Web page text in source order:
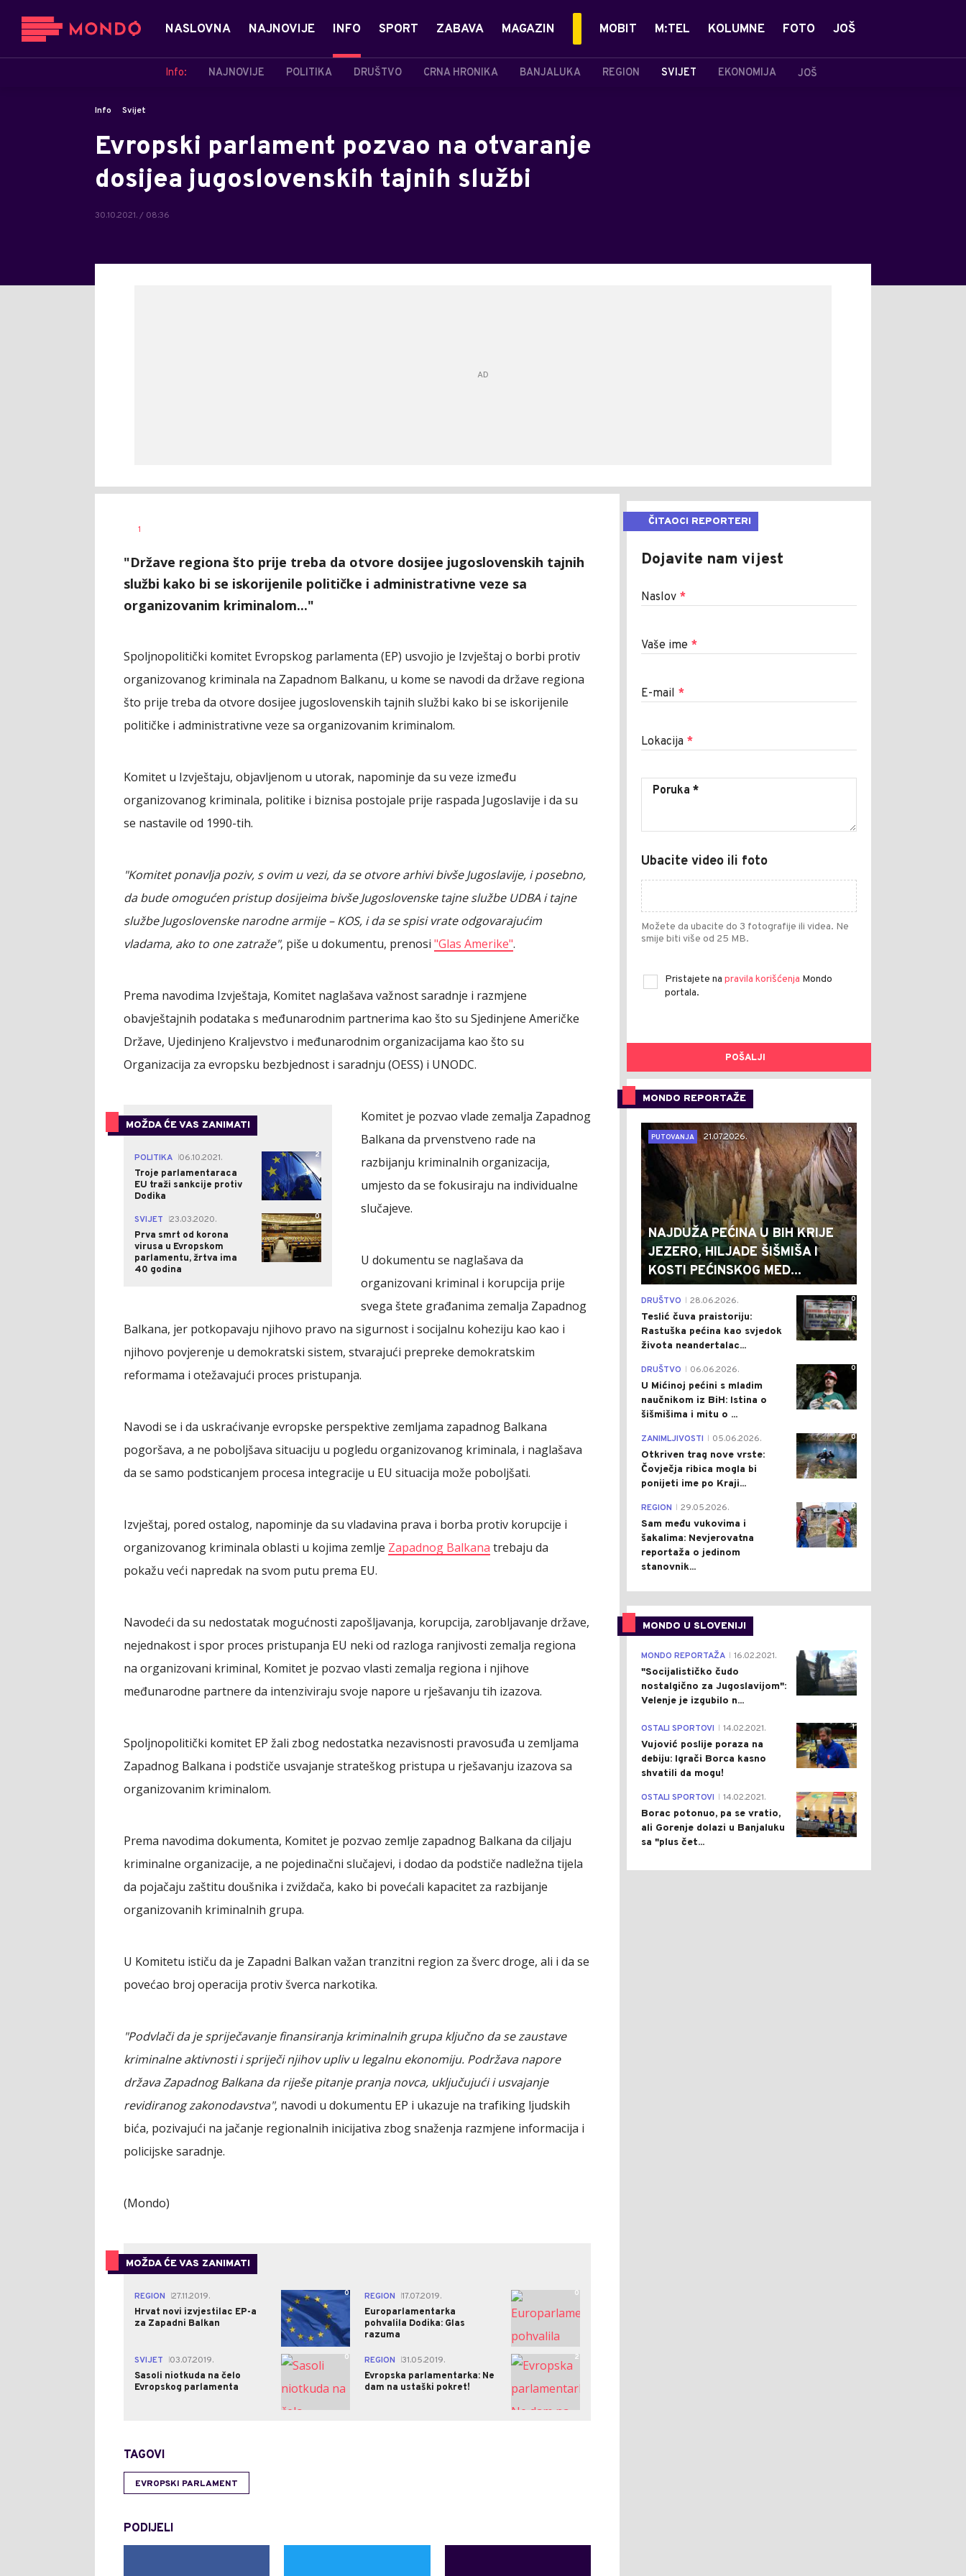
NASLOVNA NAJNOVIJE INFO
Info: NAJNOVIJE POLITIKA DRUŠTVO CRNA HRONIKA BANJALUKA REGION SVIJET EKONOMIJA JOŠ
SPORT ZABAVA MAGAZIN MOBIT M:TEL KOLUMNE FOTO JOŠ
Info Svijet
Evropski parlament pozvao na otvaranje
dosijea jugoslovenskih tajnih službi
30.10.2021. / 08:36
AUTOR
1
"Države regiona što prije treba da otvore dosijee jugoslovenskih tajnih
službi kako bi se iskorijenile političke i administrativne veze sa
organizovanim kriminalom..."
Spoljnopolitički komitet Evropskog parlamenta (EP) usvojio je Izvještaj o borbi protiv
organizovanog kriminala na Zapadnom Balkanu, u kome se navodi da države regiona
što prije treba da otvore dosijee jugoslovenskih tajnih službi kako bi se iskorijenile
političke i administrativne veze sa organizovanim kriminalom.
Komitet u Izvještaju, objavljenom u utorak, napominje da su veze između
organizovanog kriminala, politike i biznisa postojale prije raspada Jugoslavije i da su
se nastavile od 1990-tih.
"Komitet ponavlja poziv, s ovim u vezi, da se otvore arhivi bivše Jugoslavije, i posebno,
da bude omogućen pristup dosijeima bivše Jugoslovenske tajne službe UDBA i tajne
službe Jugoslovenske narodne armije – KOS, i da se spisi vrate odgovarajućim
vladama, ako to one zatraže", piše u dokumentu, prenosi "Glas Amerike".
Prema navodima Izvještaja, Komitet naglašava važnost saradnje i razmjene
obavještajnih podataka s međunarodnim partnerima kao što su Sjedinjene Američke
Države, Ujedinjeno Kraljevstvo i međunarodnim organizacijama kao što su
Organizacija za evropsku bezbjednost i saradnju (OESS) i UNODC.
MOŽDA ĆE VAS ZANIMATI
POLITIKA
06.10.2021.
Troje parlamentaraca
EU traži sankcije protiv
Dodika
2
SVIJET
23.03.2020.
Prva smrt od korona
virusa u Evropskom
parlamentu, žrtva ima
40 godina
0
Komitet je pozvao vlade zemalja Zapadnog
Balkana da prvenstveno rade na
razbijanju kriminalnih organizacija,
umjesto da se fokusiraju na individualne
slučajeve.
U dokumentu se naglašava da
organizovani kriminal i korupcija prije
svega štete građanima zemalja Zapadnog
Balkana, jer potkopavaju njihovo pravo na sigurnost i socijalnu koheziju kao kao i
njihovo povjerenje u demokratski sistem, stvarajući prepreke demokratskim
reformama i otežavajući proces pristupanja.
Navodi se i da uskraćivanje evropske perspektive zemljama zapadnog Balkana
pogoršava, a ne poboljšava situaciju u pogledu organizovanog kriminala, i naglašava
da se samo podsticanjem procesa integracije u EU situacija može poboljšati.
Izvještaj, pored ostalog, napominje da su vladavina prava i borba protiv korupcije i
organizovanog kriminala oblasti u kojima zemlje Zapadnog Balkana trebaju da
pokažu veći napredak na svom putu prema EU.
Navodeći da su nedostatak mogućnosti zapošljavanja, korupcija, zarobljavanje države,
nejednakost i spor proces pristupanja EU neki od razloga ranjivosti zemalja regiona
na organizovani kriminal, Komitet je pozvao vlasti zemalja regiona i njihove
međunarodne partnere da intenziviraju svoje napore u rješavanju tih izazova.
Spoljnopolitički komitet EP žali zbog nedostatka nezavisnosti pravosuđa u zemljama
Zapadnog Balkana i podstiče usvajanje strateškog pristupa u rješavanju izazova sa
organizovanim kriminalom.
Prema navodima dokumenta, Komitet je pozvao zemlje zapadnog Balkana da ciljaju
kriminalne organizacije, a ne pojedinačni slučajevi, i dodao da podstiče nadležna tijela
da pojačaju zaštitu doušnika i zviždača, kako bi povećali kapacitet za razbijanje
organizovanih kriminalnih grupa.
U Komitetu ističu da je Zapadni Balkan važan tranzitni region za šverc droge, ali i da se
povećao broj operacija protiv šverca narkotika.
"Podvlači da je spriječavanje finansiranja kriminalnih grupa ključno da se zaustave
kriminalne aktivnosti i spriječi njihov upliv u legalnu ekonomiju. Podržava napore
država Zapadnog Balkana da riješe pitanje pranja novca, uključujući i usvajanje
revidiranog zakonodavstva", navodi u dokumentu EP i ukazuje na trafiking ljudskih
bića, pozivajući na jačanje regionalnih inicijativa zbog snaženja razmjene informacija i
policijske saradnje.
(Mondo)
MOŽDA ĆE VAS ZANIMATI
REGION
27.11.2019.
Hrvat novi izvjestilac EP-a
za Zapadni Balkan
0 REGION
17.07.2019.
Europarlamentarka
pohvalila Dodika: Glas
razuma
0
SVIJET
03.07.2019.
Sasoli niotkuda na čelo
Evropskog parlamenta
0 REGION
31.05.2019.
Evropska parlamentarka: Ne
dam na ustaški pokret!
2
TAGOVI
EVROPSKI PARLAMENT
PODIJELI
ČITAOCI REPORTERI
Dojavite nam vijest
Naslov *
Vaše ime *
E-mail *
Lokacija *
Ubacite video ili foto
Možete da ubacite do 3 fotografije ili videa. Ne
smije biti više od 25 MB.
Pristajete na pravila korišćenja Mondo
portala.
POŠALJI
MONDO REPORTAŽE
0
PUTOVANJA
21.07.2026.
NAJDUŽA PEĆINA U BIH KRIJE
JEZERO, HILJADE ŠIŠMIŠA I
KOSTI PEĆINSKOG MED...
0
DRUŠTVO 28.06.2026.
Teslić čuva praistoriju:
Rastuška pećina kao svjedok
života neandertalac...
0
DRUŠTVO 06.06.2026.
U Mićinoj pećini s mladim
naučnikom iz BiH: Istina o
šišmišima i mitu o ...
0
ZANIMLJIVOSTI 05.06.2026.
Otkriven trag nove vrste:
Čovječja ribica mogla bi
ponijeti ime po Kraji...
0
REGION 29.05.2026.
Sam među vukovima i
šakalima: Nevjerovatna
reportaža o jedinom
stanovnik...
MONDO U SLOVENIJI
4
MONDO REPORTAŽA 16.02.2021.
"Socijalističko čudo
nostalgično za Jugoslavijom":
Velenje je izgubilo n...
1
OSTALI SPORTOVI 14.02.2021.
Vujović poslije poraza na
debiju: Igrači Borca kasno
shvatili da mogu!
3
OSTALI SPORTOVI 14.02.2021.
Borac potonuo, pa se vratio,
ali Gorenje dolazi u Banjaluku
sa "plus čet...